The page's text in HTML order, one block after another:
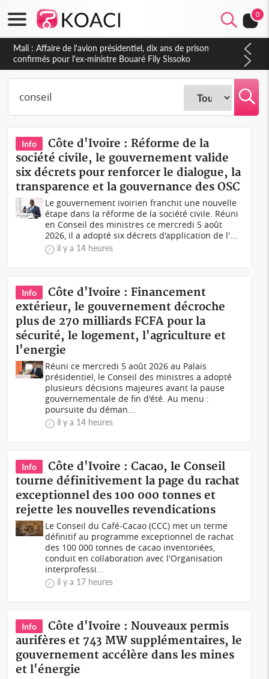
0
Nigeria : Le Togo et le Cameroun principaux acheteurs des
produits de la raffinerie Dangote en juillet
Info
Côte d'Ivoire : Réforme de la
société civile, le gouvernement valide
six décrets pour renforcer le dialogue, la
transparence et la gouvernance des OSC
Le gouvernement ivoirien franchit une nouvelle
étape dans la réforme de la société civile. Réuni
en Conseil des ministres ce mercredi 5 août
2026, il a adopté six décrets d'application de l'...
il y a 14 heures
Info
Côte d'Ivoire : Financement
extérieur, le gouvernement décroche
plus de 270 milliards FCFA pour la
sécurité, le logement, l'agriculture et
l'energie
Réuni ce mercredi 5 août 2026 au Palais
présidentiel, le Conseil des ministres a adopté
plusieurs décisions majeures avant la pause
gouvernementale de fin d'été. Au menu :
poursuite du déman...
il y a 14 heures
Info
Côte d'Ivoire : Cacao, le Conseil
tourne définitivement la page du rachat
exceptionnel des 100 000 tonnes et
rejette les nouvelles revendications
Le Conseil du Café-Cacao (CCC) met un terme
définitif au programme exceptionnel de rachat
des 100 000 tonnes de cacao inventoriées,
conduit en collaboration avec l'Organisation
interprofessi...
il y a 17 heures
Info
Côte d'Ivoire : Nouveaux permis
aurifères et 743 MW supplémentaires, le
gouvernement accélère dans les mines
et l'énergie